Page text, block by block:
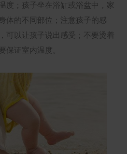
度；孩子坐在浴缸或浴盆中，家
体的不同部位；注意孩子的感
可以让孩子说出感受；不要烫着
保证室内温度。